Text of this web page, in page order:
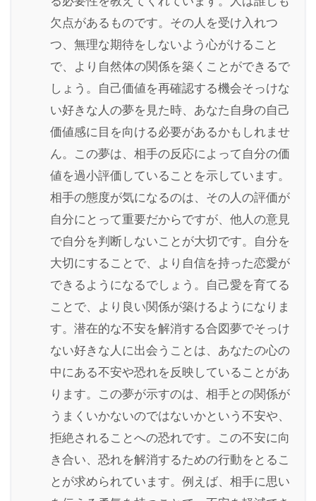
欠点があるものです。その人を受け入れつ
つ、無理な期待をしないよう心がけること
で、より自然体の関係を築くことができるで
しょう。自己価値を再確認する機会そっけな
い好きな人の夢を見た時、あなた自身の自己
価値感に目を向ける必要があるかもしれませ
ん。この夢は、相手の反応によって自分の価
値を過小評価していることを示しています。
相手の態度が気になるのは、その人の評価が
自分にとって重要だからですが、他人の意見
で自分を判断しないことが大切です。自分を
大切にすることで、より自信を持った恋愛が
できるようになるでしょう。自己愛を育てる
ことで、より良い関係が築けるようになりま
す。潜在的な不安を解消する合図夢でそっけ
ない好きな人に出会うことは、あなたの心の
中にある不安や恐れを反映していることがあ
ります。この夢が示すのは、相手との関係が
うまくいかないのではないかという不安や、
拒絶されることへの恐れです。この不安に向
き合い、恐れを解消するための行動をとるこ
とが求められています。例えば、相手に思い